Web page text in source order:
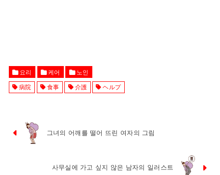
요리 케어 노인
病院 食事 介護 ヘルプ
그녀의 어깨를 떨어 뜨린 여자의 그림
사무실에 가고 싶지 않은 남자의 일러스트